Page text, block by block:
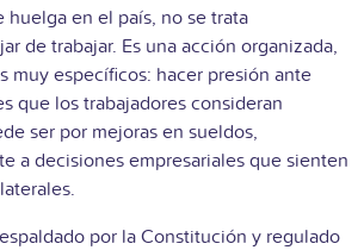
huelga en el país, no se trata
de trabajar. Es una acción organizada,
muy específicos: hacer presión ante
que los trabajadores consideran
ser por mejoras en sueldos,
a decisiones empresariales que sienten
por la Constitución y regulado